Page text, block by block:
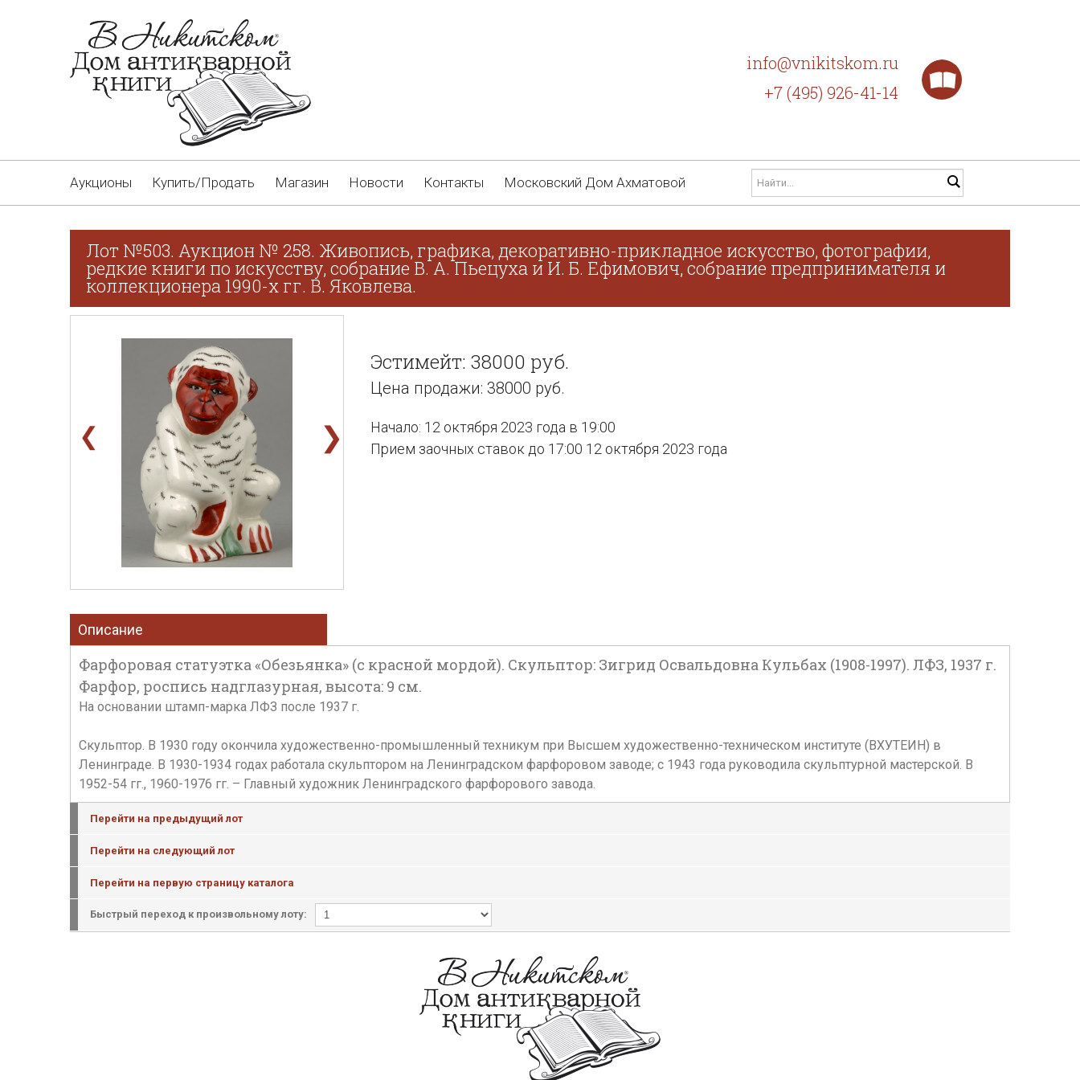
info@vnikitskom.ru
+7 (495) 926-41-14
Аукционы Купить/Продать Магазин Новости Контакты Московский Дом Ахматовой
Лот №503. Аукцион № 258. Живопись, графика, декоративно-прикладное искусство, фотографии,
редкие книги по искусству, собрание В. А. Пьецуха и И. Б. Ефимович, собрание предпринимателя и
коллекционера 1990-х гг. В. Яковлева.
❮ ❯
Эстимейт: 38000 руб.
Цена продажи: 38000 руб.
Начало: 12 октября 2023 года в 19:00
Прием заочных ставок до 17:00 12 октября 2023 года
Описание
Фарфоровая статуэтка «Обезьянка» (с красной мордой). Скульптор: Зигрид Освальдовна Кульбах (1908-1997). ЛФЗ, 1937 г.
Фарфор, роспись надглазурная, высота: 9 см.
На основании штамп-марка ЛФЗ после 1937 г.
Скульптор. В 1930 году окончила художественно-промышленный техникум при Высшем художественно-техническом институте (ВХУТЕИН) в
Ленинграде. В 1930-1934 годах работала скульптором на Ленинградском фарфоровом заводе; с 1943 года руководила скульптурной мастерской. В
1952-54 гг., 1960-1976 гг. – Главный художник Ленинградского фарфорового завода.
Перейти на предыдущий лот
Перейти на следующий лот
Перейти на первую страницу каталога
Быстрый переход к произвольному лоту: